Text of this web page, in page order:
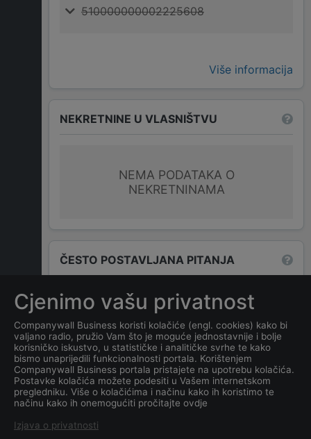
510000000002225608
Više informacija
NEKRETNINE U VLASNIŠTVU
NEMA PODATAKA O
NEKRETNINAMA
ČESTO POSTAVLJANA PITANJA
Koja je adresa tvrtkeTENISKI
KLUB " FIMIKS "
PODGORICA?
Koji je datum osnivanja
tvrtkeTENISKI KLUB "
FIMIKS " PODGORICA?
Cjenimo vašu privatnost
Companywall Business koristi kolačiće (engl. cookies) kako bi
valjano radio, pružio Vam što je moguće jednostavnije i bolje
korisničko iskustvo, u statističke i analitičke svrhe te kako
bismo unaprijedili funkcionalnosti portala. Korištenjem
Companywall Business portala pristajete na upotrebu kolačića.
Postavke kolačića možete podesiti u Vašem internetskom
pregledniku. Više o kolačićima i načinu kako ih koristimo te
načinu kako ih onemogućiti pročitajte ovdje
Izjava o privatnosti